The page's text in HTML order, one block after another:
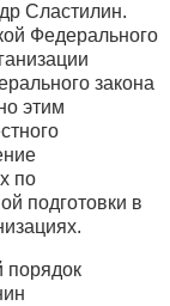
Сластилин.
Федерального
закона
этим
по
подготовки в
порядок